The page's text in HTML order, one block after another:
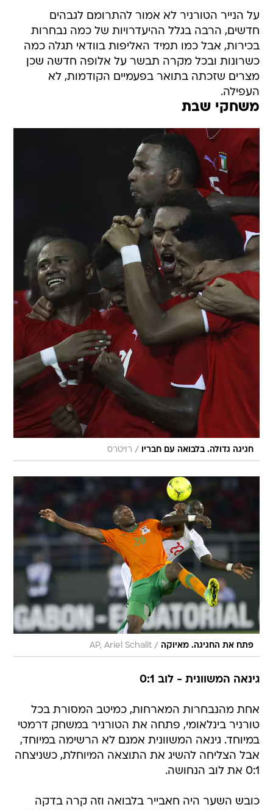
על הנייר הטורניר לא אמור להתרומם לגבהים
חדשים, הרבה בגלל ההיעדרויות של כמה נבחרות
בכירות, אבל כמו תמיד האליפות בוודאי תגלה כמה
כשרונות ובכל מקרה תבשר על אלופה חדשה שכן
מצרים שזכתה בתואר בפעמיים הקודמות, לא
העפילה.
משחקי שבת
חגיגה גדולה. בלבואה עם חבריו / רויטרס
פתח את החגיגה. מאיוקה /
AP, Ariel Schalit
גינאה המשוונית - לוב 0:1
אחת מהנבחרות המארחות, כמיטב המסורת בכל
טורניר בינלאומי, פתחה את הטורניר במשחק דרמטי
במיוחד. גינאה המשוונית אמנם לא הרשימה במיוחד,
אבל הצליחה להשיג את התוצאה המיוחלת, כשניצחה
0:1 את לוב הנחושה.
כובש השער היה חאבייר בלבואה וזה קרה בדקה